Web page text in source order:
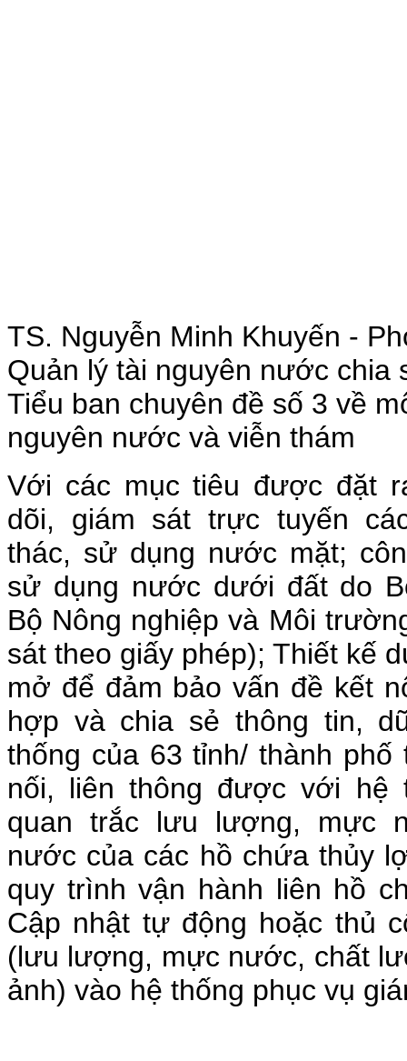
TS. Nguyễn Minh Khuyến -
Quản lý tài nguyên nước chia
Tiểu ban chuyên đề số 3 về
nguyên nước và viễn thám
Với các mục tiêu được đặt
dõi, giám sát trực tuyến
thác, sử dụng nước mặt;
sử dụng nước dưới đất do
Bộ Nông nghiệp và Môi
sát theo giấy phép); Thiết kế
mở để đảm bảo vấn đề kết
hợp và chia sẻ thông tin,
thống của 63 tỉnh/ thành
nối, liên thông được với hệ
quan trắc lưu lượng, mực
nước của các hồ chứa thủy
quy trình vận hành liên hồ
Cập nhật tự động hoặc thủ
(lưu lượng, mực nước, chất
ảnh) vào hệ thống phục vụ